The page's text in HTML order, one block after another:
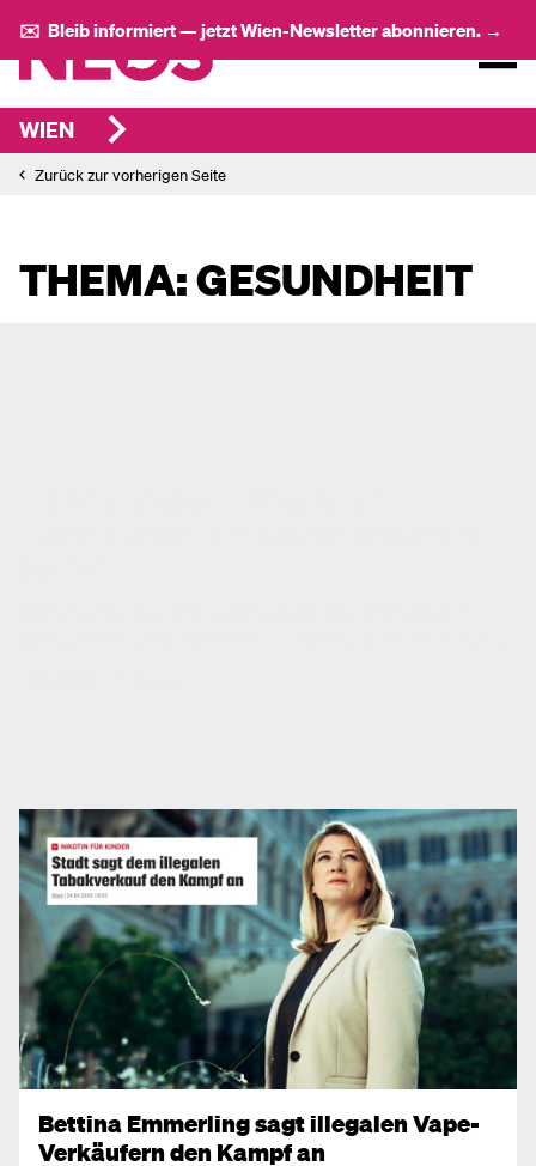
✉️ Bleib informiert — jetzt Wien-Newsletter abonnieren. →
WIEN
Zurück zur vorherigen Seite
THEMA: GESUNDHEIT
Bettina Emmerling sagt illegalen Vape-
Verkäufern den Kampf an